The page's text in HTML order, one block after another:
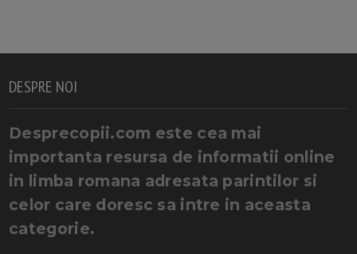
DESPRE NOI
Desprecopii.com este cea mai
importanta resursa de informatii online
in limba romana adresata parintilor si
celor care doresc sa intre in aceasta
categorie.